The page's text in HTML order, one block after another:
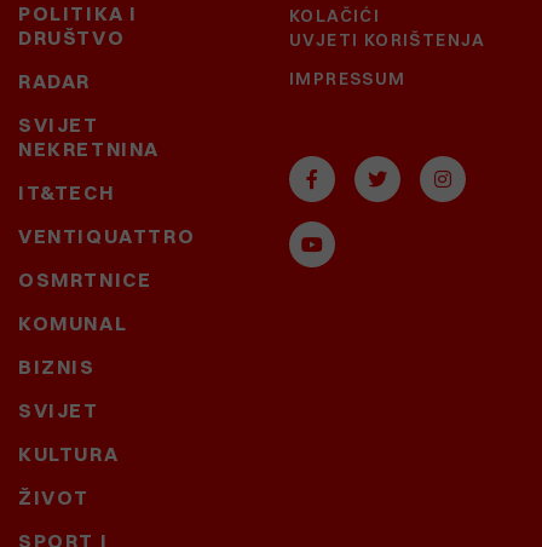
POLITIKA I
DRUŠTVO
RADAR
SVIJET
NEKRETNINA
IT&TECH
VENTIQUATTRO
OSMRTNICE
KOMUNAL
BIZNIS
SVIJET
KULTURA
ŽIVOT
SPORT I
KOLAČIĆI
UVJETI KORIŠTENJA
IMPRESSUM